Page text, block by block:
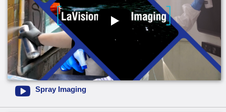
Spray Imaging